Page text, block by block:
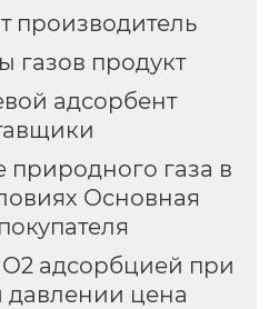
производитель
газов продукт
адсорбент
газа в
Основная
адсорбцией при
цена